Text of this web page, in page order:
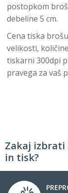
postopkom
debeline 5 cm.
Cena tiska
velikosti,
tiskarni 300dpi
pravega za vaš
Zakaj izbrati
in tisk?